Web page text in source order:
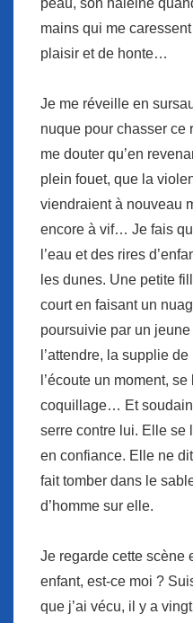
peau, son haleine
mains qui me
plaisir et de honte…
Je me réveille en
nuque pour chasser ce
me douter qu’en
plein fouet, que la
viendraient à nouveau
encore à vif… Je fais
l’eau et des rires
les dunes. Une petite
court en faisant un
poursuivie par un
l’attendre, la supplie
l’écoute un moment,
coquillage… Et
serre contre lui. Elle se
en confiance. Elle ne
fait tomber dans le
d’homme sur elle.
Je regarde cette scène
enfant, est-ce moi ?
que j’ai vécu, il y a